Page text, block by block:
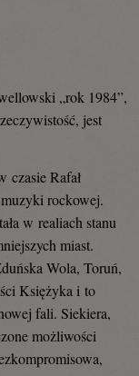
„rok 1984”,
jest
czasie Rafał
rockowej.
w realiach stanu
miast.
Wola, Toruń,
Księżyka i to
fali. Siekiera,
możliwości